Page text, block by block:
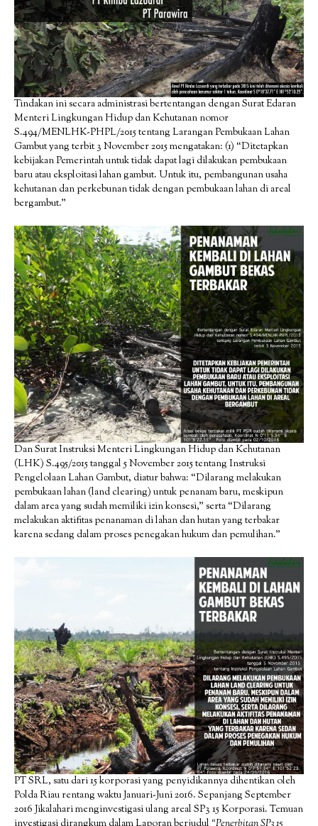
Tindakan ini secara administrasi bertentangan dengan Surat Edaran
Menteri Lingkungan Hidup dan Kehutanan nomor
S.494/MENLHK-PHPL/2015 tentang Larangan Pembukaan Lahan
Gambut yang terbit 3 November 2015 mengatakan: (1) “Ditetapkan
kebijakan Pemerintah untuk tidak dapat lagi dilakukan pembukaan
baru atau eksploitasi lahan gambut. Untuk itu, pembangunan usaha
kehutanan dan perkebunan tidak dengan pembukaan lahan di areal
bergambut.”
Dan Surat Instruksi Menteri Lingkungan Hidup dan Kehutanan
(LHK) S.495/2015 tanggal 5 November 2015 tentang Instruksi
Pengelolaan Lahan Gambut, diatur bahwa: “Dilarang melakukan
pembukaan lahan (land clearing) untuk penanam baru, meskipun
dalam area yang sudah memiliki izin konsesi,” serta “Dilarang
melakukan aktifitas penanaman di lahan dan hutan yang terbakar
karena sedang dalam proses penegakan hukum dan pemulihan.”
PT SRL, satu dari 15 korporasi yang penyidikannya dihentikan oleh
Polda Riau rentang waktu Januari-Juni 2016. Sepanjang September
2016 Jikalahari menginvestigasi ulang areal SP3 15 Korporasi. Temuan